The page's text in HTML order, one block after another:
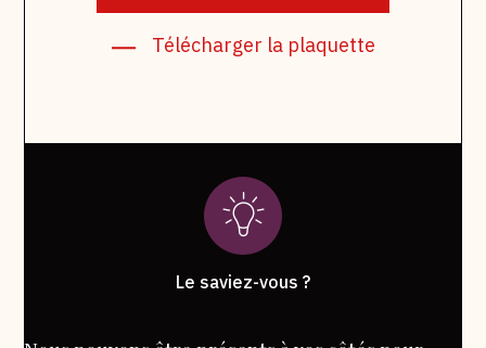
Télécharger la plaquette
Le saviez-vous ?